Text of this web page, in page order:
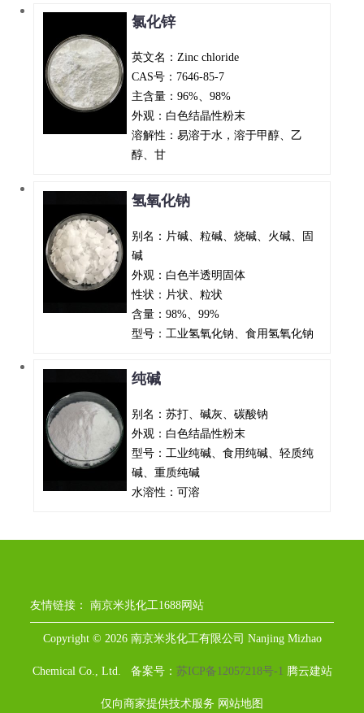
氯化锌
英文名：Zinc chloride
CAS号：7646-85-7
主含量：96%、98%
外观：白色结晶性粉末
溶解性：易溶于水，溶于甲醇、乙
醇、甘
氢氧化钠
别名：片碱、粒碱、烧碱、火碱、固
碱
外观：白色半透明固体
性状：片状、粒状
含量：98%、99%
型号：工业氢氧化钠、食用氢氧化钠
纯碱
别名：苏打、碱灰、碳酸钠
外观：白色结晶性粉末
型号：工业纯碱、食用纯碱、轻质纯
碱、重质纯碱
水溶性：可溶
友情链接： 南京米兆化工1688网站
Copyright © 2026 南京米兆化工有限公司 Nanjing Mizhao
Chemical Co., Ltd. 备案号： 苏ICP备12057218号-1 腾云建站
仅向商家提供技术服务 网站地图